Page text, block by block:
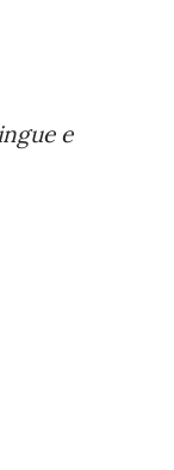
e